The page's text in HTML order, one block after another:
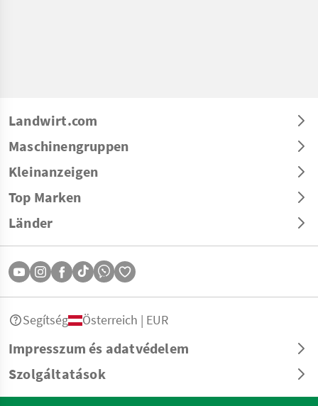
Landwirt.com
Maschinengruppen
Kleinanzeigen
Top Marken
Länder
Impresszum és adatvédelem
Szolgáltatások
Segítség Österreich | EUR